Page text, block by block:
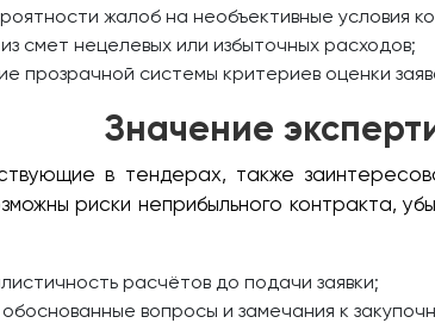
жалоб на необъективные условия
смет нецелевых или избыточных расходов;
прозрачной системы критериев оценки
Значение
в тендерах, также
риски неприбыльного контракта,
расчётов до подачи заявки;
вопросы и замечания к